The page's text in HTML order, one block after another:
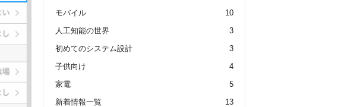
モバイル
10
人工知能の世界
3
初めてのシステム設計
3
子供向け
4
家電
5
新着情報一覧
13